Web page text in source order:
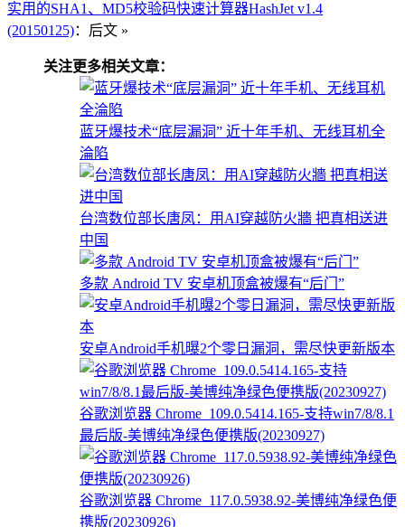
实用的SHA1、MD5校验码快速计算器HashJet v1.4
(20150125)：后文 »
关注更多相关文章：
蓝牙爆技术“底层漏洞” 近十年手机、无线耳机全
淪陷
台湾数位部长唐凤：用AI穿越防火牆 把真相送进
中国
多款 Android TV 安卓机顶盒被爆有“后门”
安卓Android手机曝2个零日漏洞，需尽快更新版本
谷歌浏览器 Chrome_109.0.5414.165-支持win7/8/8.1
最后版-美博纯净绿色便携版(20230927)
谷歌浏览器 Chrome_117.0.5938.92-美博纯净绿色便
携版(20230926)